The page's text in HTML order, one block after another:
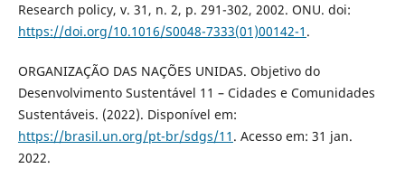
Research policy, v. 31, n. 2, p. 291-302, 2002. ONU. doi:
https://doi.org/10.1016/S0048-7333(01)00142-1 .
ORGANIZAÇÃO DAS NAÇÕES UNIDAS. Objetivo do
Desenvolvimento Sustentável 11 – Cidades e Comunidades
Sustentáveis. (2022). Disponível em:
https://brasil.un.org/pt-br/sdgs/11 . Acesso em: 31 jan.
2022.